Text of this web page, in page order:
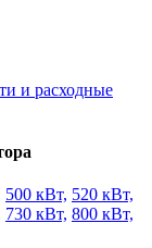
и расходные
500 кВт, 520 кВт,
730 кВт, 800 кВт,